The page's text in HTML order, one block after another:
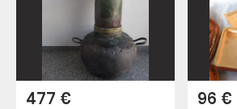
477 € 96 €